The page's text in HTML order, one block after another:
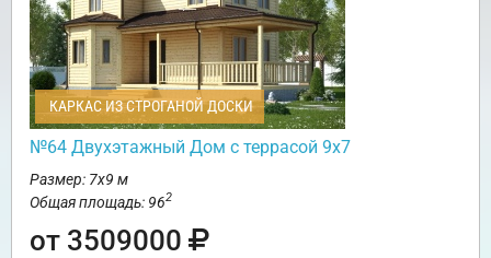
КАРКАС ИЗ СТРОГАНОЙ ДОСКИ
№64 Двухэтажный Дом с террасой 9х7
Размер: 7х9 м
Общая площадь: 962
от 3509000